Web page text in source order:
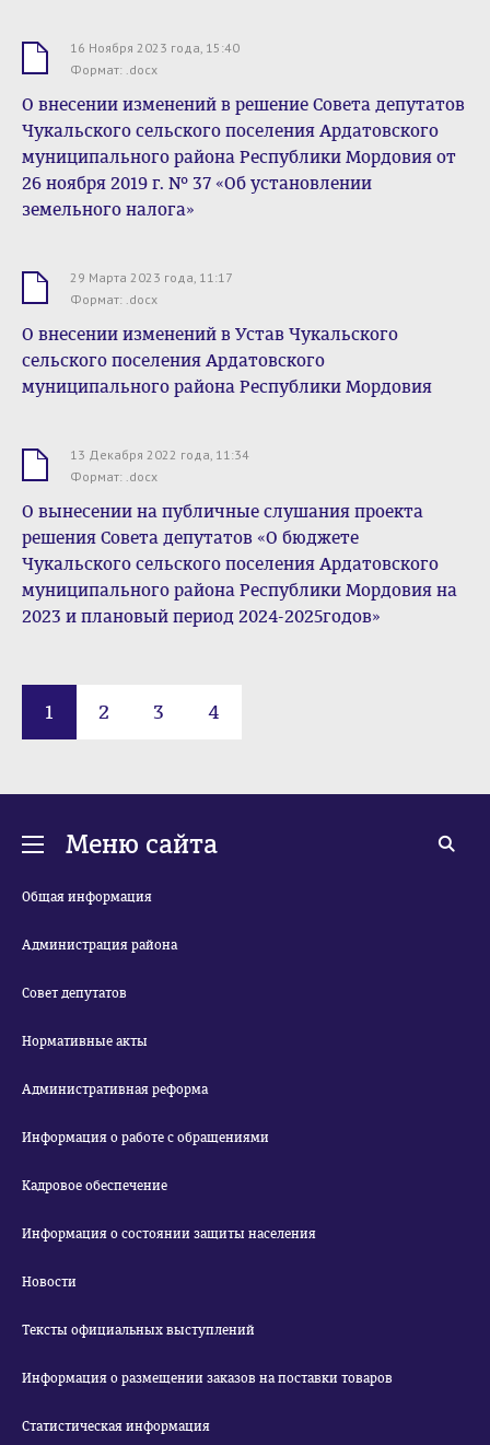
16 Ноября 2023 года, 15:40
Формат: .docx
О внесении изменений в решение Совета депутатов
Чукальского сельского поселения Ардатовского
муниципального района Республики Мордовия от
26 ноября 2019 г. № 37 «Об установлении
земельного налога»
29 Марта 2023 года, 11:17
Формат: .docx
О внесении изменений в Устав Чукальского
сельского поселения Ардатовского
муниципального района Республики Мордовия
13 Декабря 2022 года, 11:34
Формат: .docx
О вынесении на публичные слушания проекта
решения Совета депутатов «О бюджете
Чукальского сельского поселения Ардатовского
муниципального района Республики Мордовия на
2023 и плановый период 2024-2025годов»
1 2 3 4
Меню сайта
Общая информация
Администрация района
Совет депутатов
Нормативные акты
Административная реформа
Информация о работе с обращениями
Кадровое обеспечение
Информация о состоянии защиты населения
Новости
Тексты официальных выступлений
Информация о размещении заказов на поставки товаров
Статистическая информация